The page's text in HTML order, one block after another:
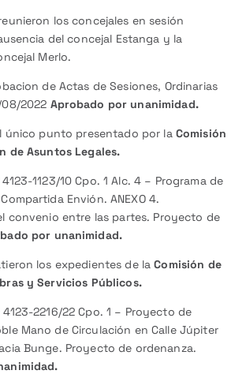
los concejales en sesión
del concejal Estanga y la
Merlo.
de Actas de Sesiones, Ordinarias
2022 Aprobado por unanimidad.
único punto presentado por la Comisión
de Asuntos Legales.
1123/10 Cpo. 1 Alc. 4 – Programa de
Envión. ANEXO 4.
convenio entre las partes. Proyecto de
por unanimidad.
los expedientes de laComisión de
y Servicios Públicos.
2216/22 Cpo. 1 – Proyecto de
Mano de Circulación en Calle Júpiter
Bunge. Proyecto de ordenanza.